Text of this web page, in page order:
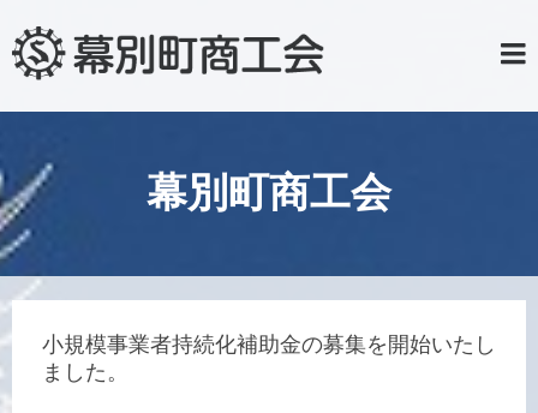
幕別町商工会
小規模事業者持続化補助金の募集を開始いたし
ました。